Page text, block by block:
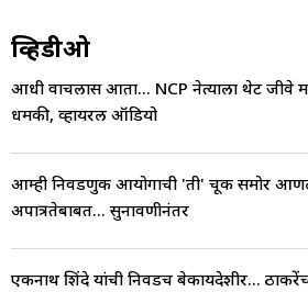
व्हिडीओ
आधी वाचलास आता... NCP नेत्याला थेट जीवे
धमकी, व्हायरल ऑडियो
आम्ही निवडणुक आयोगाची 'ती' चूक समोर
अपात्रतेबाबत... सुनावणीनंतर
एकनाथ शिंदे यांची निवडच बेकायदेशीर...